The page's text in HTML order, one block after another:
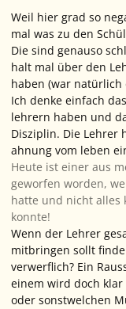
Weil hier grad so
mal was zu den
Die sind genauso
halt mal über den
haben (war natürlich
Ich denke einfach
lehrern haben und
Disziplin. Die Lehrer
ahnung vom leben
Heute ist einer aus
geworfen worden,
hatte und nicht alles
konnte!
Wenn der Lehrer
mitbringen sollt
verwerflich? Ein
einem wird doch
oder sonstwelchen